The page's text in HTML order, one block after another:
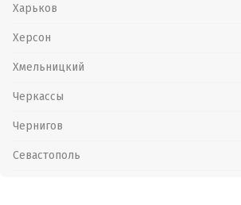
Харьков
Херсон
Хмельницкий
Черкассы
Чернигов
Севастополь